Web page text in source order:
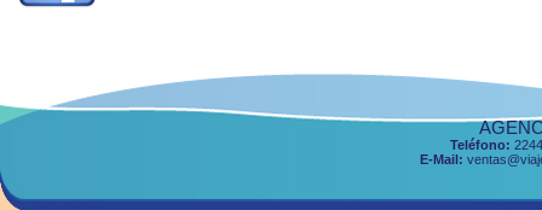
Teléfono:
E-Mail: